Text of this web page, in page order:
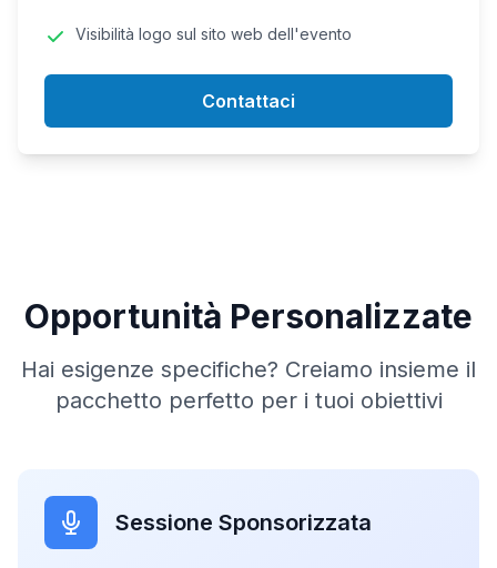
Visibilità logo sul sito web dell'evento
Contattaci
Opportunità Personalizzate
Hai esigenze specifiche? Creiamo insieme il
pacchetto perfetto per i tuoi obiettivi
Sessione Sponsorizzata